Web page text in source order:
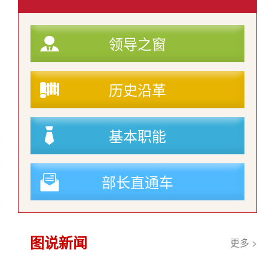
领导之窗
历史沿革
基本职能
部长直通车
图说新闻 更多 >